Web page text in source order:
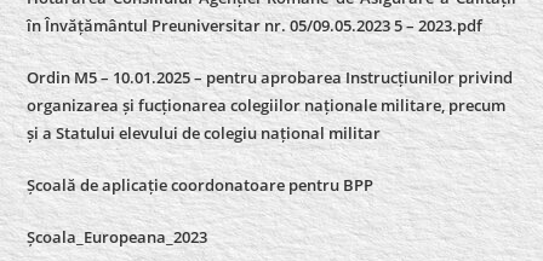
în Învățământul Preuniversitar nr. 05/09.05.2023 5 – 2023.pdf
Ordin M5 – 10.01.2025 – pentru aprobarea Instrucțiunilor privind
organizarea și fucționarea colegiilor naționale militare, precum
și a Statului elevului de colegiu național militar
Școală de aplicație coordonatoare pentru BPP
Școala_Europeana_2023